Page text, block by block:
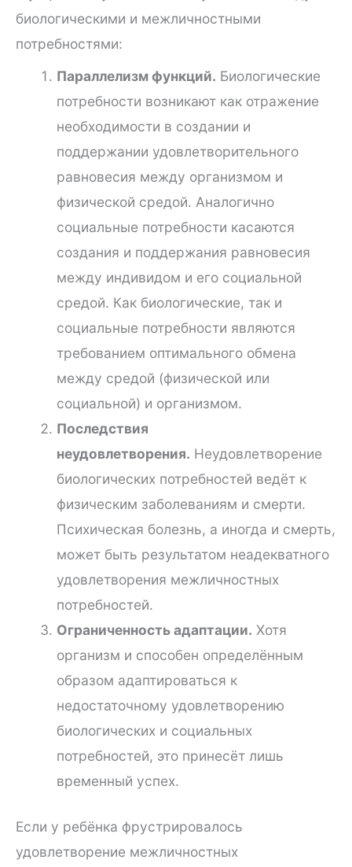
биологическими и межличностными
потребностями:
Параллелизм функций. Биологические
потребности возникают как отражение
необходимости в создании и
поддержании удовлетворительного
равновесия между организмом и
физической средой. Аналогично
социальные потребности касаются
создания и поддержания равновесия
между индивидом и его социальной
средой. Как биологические, так и
социальные потребности являются
требованием оптимального обмена
между средой (физической или
социальной) и организмом.
Последствия
неудовлетворения. Неудовлетворение
биологических потребностей ведёт к
физическим заболеваниям и смерти.
Психическая болезнь, а иногда и смерть,
может быть результатом неадекватного
удовлетворения межличностных
потребностей.
Ограниченность адаптации. Хотя
организм и способен определённым
образом адаптироваться к
недостаточному удовлетворению
биологических и социальных
потребностей, это принесёт лишь
временный успех.
Если у ребёнка фрустрировалось
удовлетворение межличностных